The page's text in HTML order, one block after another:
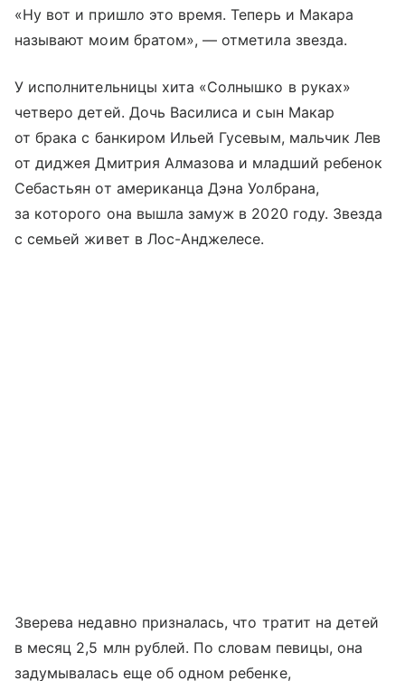
«Ну вот и пришло это время. Теперь и Макара
называют моим братом», — отметила звезда.
У исполнительницы хита «Солнышко в руках»
четверо детей. Дочь Василиса и сын Макар
от брака с банкиром Ильей Гусевым, мальчик Лев
от диджея Дмитрия Алмазова и младший ребенок
Себастьян от американца Дэна Уолбрана,
за которого она вышла замуж в 2020 году. Звезда
с семьей живет в Лос-Анджелесе.
Зверева недавно призналась, что тратит на детей
в месяц 2,5 млн рублей. По словам певицы, она
задумывалась еще об одном ребенке,